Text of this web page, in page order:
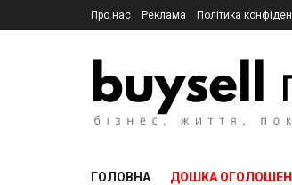
Про нас Реклама Політика
ГОЛОВНА ДОШКА